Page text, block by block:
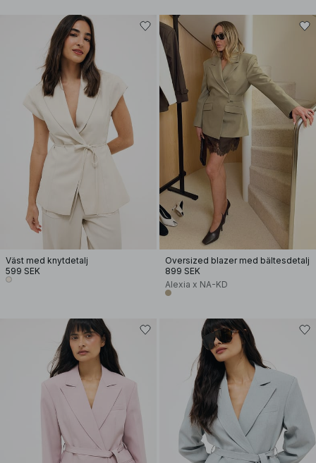
Väst med knytdetalj
599 SEK
Oversized blazer med bältesdetalj
899 SEK
Alexia x NA-KD